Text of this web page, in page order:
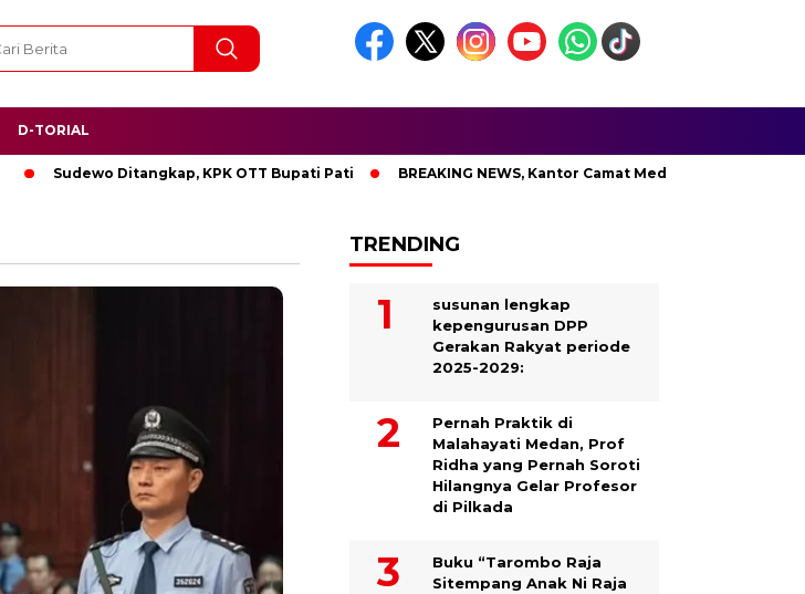
D-TORIAL
Sudewo Ditangkap, KPK OTT Bupati Pati BREAKING NEWS, Kantor Camat Medan Area Dilahap Sijago
TRENDING
susunan lengkap
kepengurusan DPP
Gerakan Rakyat periode
2025-2029:
Pernah Praktik di
Malahayati Medan, Prof
Ridha yang Pernah Soroti
Hilangnya Gelar Profesor
di Pilkada
Buku “Tarombo Raja
Sitempang Anak Ni Raja